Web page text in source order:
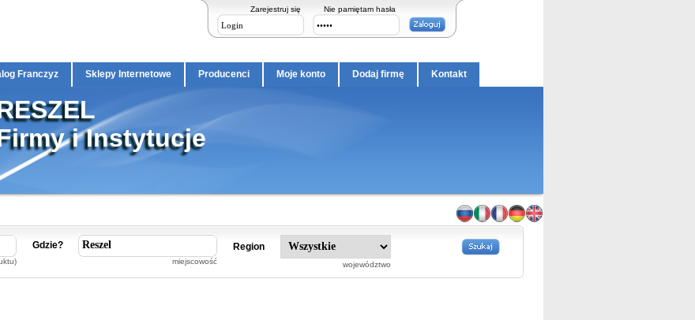
Zarejestruj się Nie pamiętam hasła
Franczyz Sklepy Internetowe Producenci Moje konto Dodaj firmę Kontakt
i Instytucje
Gdzie?
miejscowość
Region
województwo